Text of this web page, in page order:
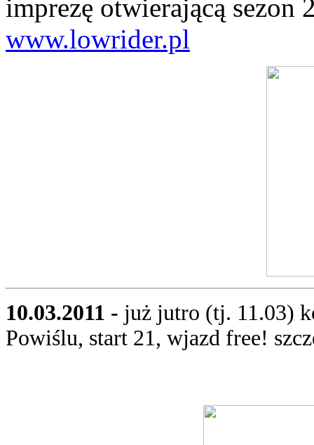
imprezę otwierającą sezon
www.lowrider.pl
10.03.2011 - już jutro (tj. 11.03)
Powiślu, start 21, wjazd free!